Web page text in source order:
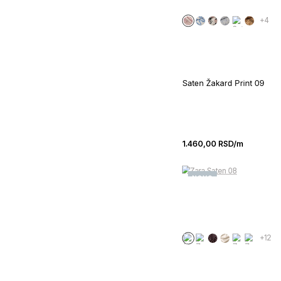
+4
Saten Žakard Print 09
1.460,00 RSD/m
NOVO
+12